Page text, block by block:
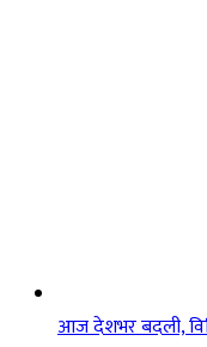
आज देशभर बदली,